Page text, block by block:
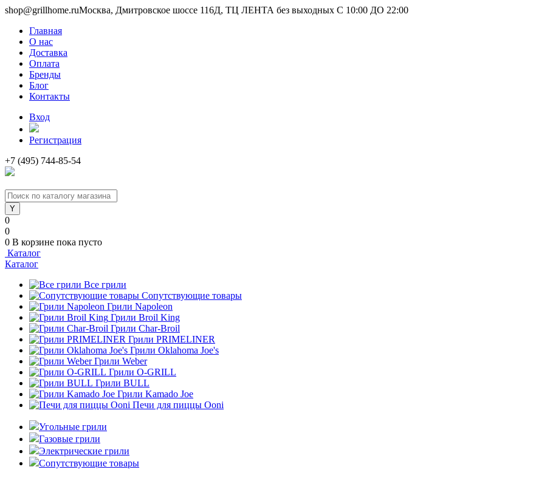
shop@grillhome.ruМосква, Дмитровское шоссе 116Д, ТЦ ЛЕНТА без выходных С 10:00 ДО 22:00
Главная
О нас
Доставка
Оплата
Бренды
Блог
Контакты
Вход
Регистрация
+7 (495) 744-85-54
0
0
0 В корзине пока пусто
Каталог
Каталог
Все грили
Сопутствующие товары
Грили Napoleon
Грили Broil King
Грили Char-Broil
Грили PRIMELINER
Грили Oklahoma Joe's
Грили Weber
Грили O-GRILL
Грили BULL
Грили Kamado Joe
Печи для пиццы Ooni
Угольные грили
Газовые грили
Электрические грили
Сопутствующие товары